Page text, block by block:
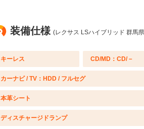
装備仕様 (レクサス LSハイブリッド 群馬
キーレス CD/MD：CD/－
カーナビ / TV：HDD / フルセグ
本革シート
ディスチャージドランプ